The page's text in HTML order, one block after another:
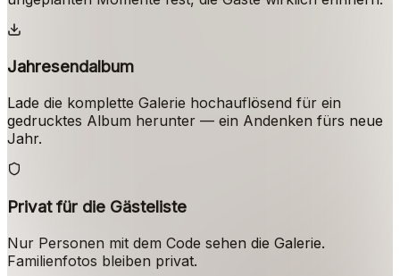
Jahresendalbum
Lade die komplette Galerie hochauflösend für ein
gedrucktes Album herunter — ein Andenken fürs neue
Jahr.
Privat für die Gästeliste
Nur Personen mit dem Code sehen die Galerie.
Familienfotos bleiben privat.